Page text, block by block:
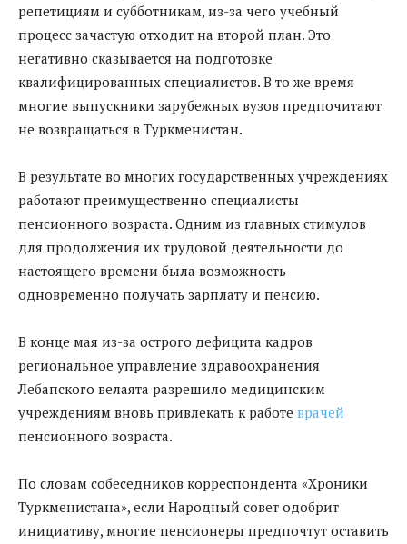
репетициям и субботникам, из-за чего учебный
процесс зачастую отходит на второй план. Это
негативно сказывается на подготовке
квалифицированных специалистов. В то же время
многие выпускники зарубежных вузов предпочитают
не возвращаться в Туркменистан.
В результате во многих государственных учреждениях
работают преимущественно специалисты
пенсионного возраста. Одним из главных стимулов
для продолжения их трудовой деятельности до
настоящего времени была возможность
одновременно получать зарплату и пенсию.
В конце мая из-за острого дефицита кадров
региональное управление здравоохранения
Лебапского велаята разрешило медицинским
учреждениям вновь привлекать к работе врачей
пенсионного возраста.
По словам собеседников корреспондента «Хроники
Туркменистана», если Народный совет одобрит
инициативу, многие пенсионеры предпочтут оставить